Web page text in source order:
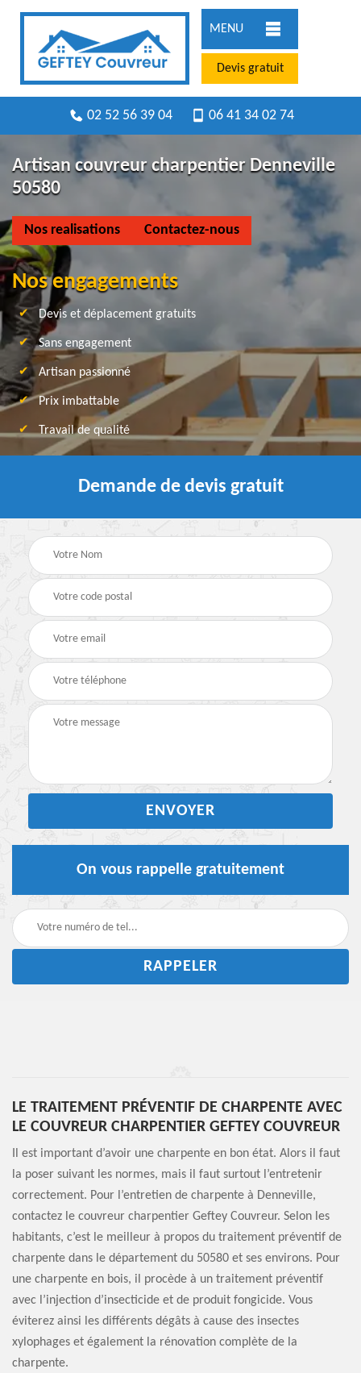
MENU
Devis gratuit
02 52 56 39 04 06 41 34 02 74
Artisan couvreur charpentier Denneville
50580
Nos realisations Contactez-nous
Nos engagements
Devis et déplacement gratuits
Sans engagement
Artisan passionné
Prix imbattable
Travail de qualité
Demande de devis gratuit
On vous rappelle gratuitement
LE TRAITEMENT PRÉVENTIF DE CHARPENTE AVEC
LE COUVREUR CHARPENTIER GEFTEY COUVREUR
Il est important d’avoir une charpente en bon état. Alors il faut
la poser suivant les normes, mais il faut surtout l’entretenir
correctement. Pour l’entretien de charpente à Denneville,
contactez le couvreur charpentier Geftey Couvreur. Selon les
habitants, c’est le meilleur à propos du traitement préventif de
charpente dans le département du 50580 et ses environs. Pour
une charpente en bois, il procède à un traitement préventif
avec l’injection d’insecticide et de produit fongicide. Vous
éviterez ainsi les différents dégâts à cause des insectes
xylophages et également la rénovation complète de la
charpente.